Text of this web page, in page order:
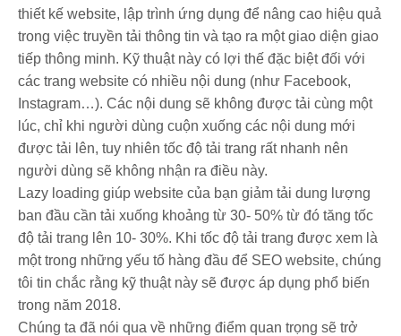
thiết kế website, lập trình ứng dụng để nâng cao hiệu quả
trong việc truyền tải thông tin và tạo ra một giao diện giao
tiếp thông minh. Kỹ thuật này có lợi thế đặc biệt đối với
các trang website có nhiều nội dung (như Facebook,
Instagram…). Các nội dung sẽ không được tải cùng một
lúc, chỉ khi người dùng cuộn xuống các nội dung mới
được tải lên, tuy nhiên tốc độ tải trang rất nhanh nên
người dùng sẽ không nhận ra điều này.
Lazy loading giúp website của bạn giảm tải dung lượng
ban đầu cần tải xuống khoảng từ 30- 50% từ đó tăng tốc
độ tải trang lên 10- 30%. Khi tốc độ tải trang được xem là
một trong những yếu tố hàng đầu để SEO website, chúng
tôi tin chắc rằng kỹ thuật này sẽ được áp dụng phổ biến
trong năm 2018.
Chúng ta đã nói qua về những điểm quan trọng sẽ trở